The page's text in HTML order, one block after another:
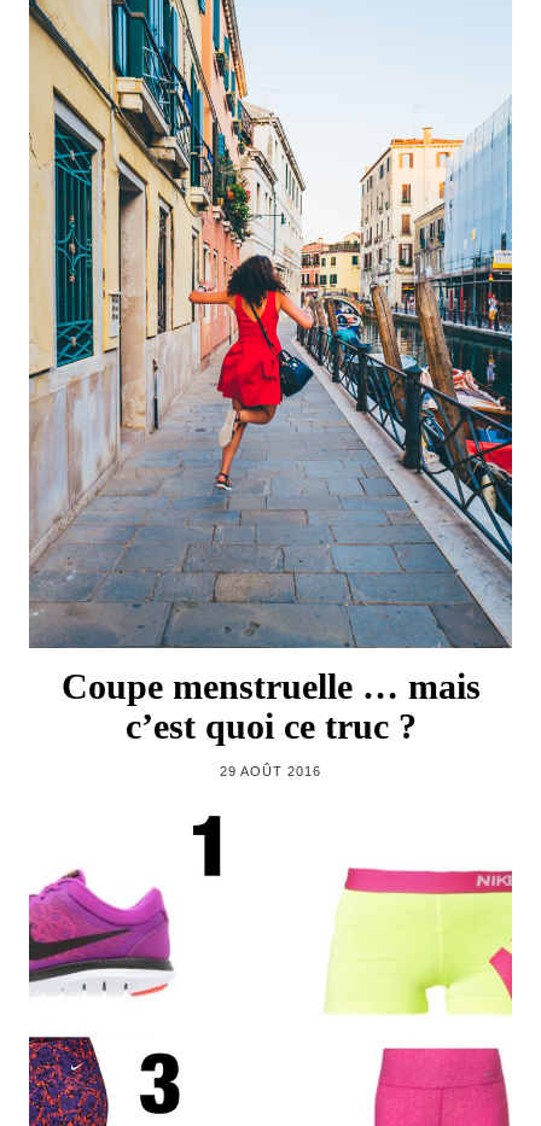
Coupe menstruelle … mais
c’est quoi ce truc ?
29 AOÛT 2016